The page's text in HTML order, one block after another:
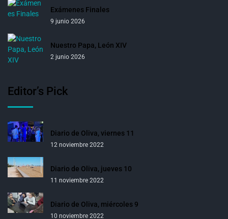
Exámenes Finales
9 junio 2026
Nuestro Papa, León XIV
2 junio 2026
Editor’s Pick
Diario de Oliva, viernes 11
12 noviembre 2022
Diario de Oliva, jueves 10
11 noviembre 2022
Diario de Oliva, miércoles 9
10 noviembre 2022